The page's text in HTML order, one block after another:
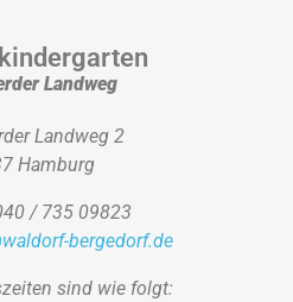
Landweg
Landweg 2
Hamburg
/ 735 09823
bergedorf.de
sind wie folgt: